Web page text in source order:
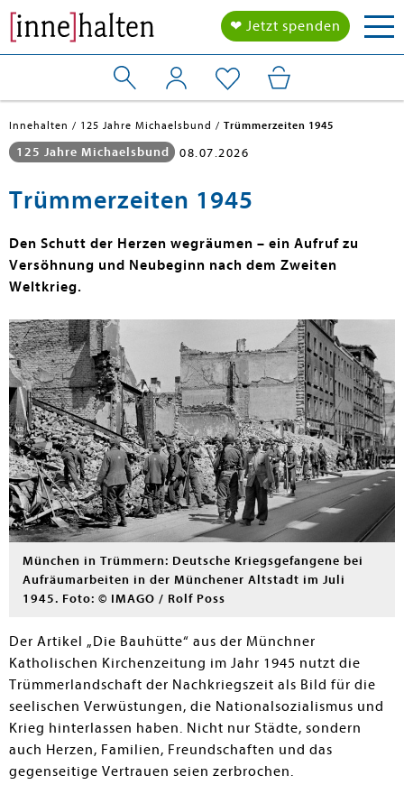
❤ Jetzt spenden
Innehalten 125 Jahre Michaelsbund Trümmerzeiten 1945
125 Jahre Michaelsbund 08.07.2026
Trümmerzeiten 1945
Den Schutt der Herzen wegräumen – ein Aufruf zu
Versöhnung und Neubeginn nach dem Zweiten
Weltkrieg.
München in Trümmern: Deutsche Kriegsgefangene bei
Aufräumarbeiten in der Münchener Altstadt im Juli
1945. Foto: © IMAGO / Rolf Poss
Der Artikel „Die Bauhütte“ aus der Münchner
Katholischen Kirchenzeitung im Jahr 1945 nutzt die
Trümmerlandschaft der Nachkriegszeit als Bild für die
seelischen Verwüstungen, die Nationalsozialismus und
Krieg hinterlassen haben. Nicht nur Städte, sondern
auch Herzen, Familien, Freundschaften und das
gegenseitige Vertrauen seien zerbrochen.